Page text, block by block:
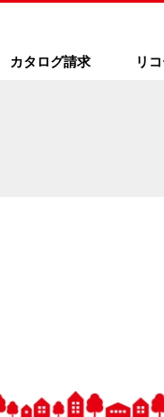
カタログ請求 リ